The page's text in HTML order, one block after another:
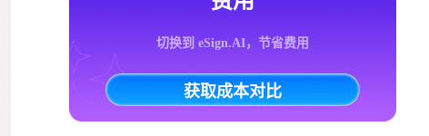
切换到 eSign.AI，节省费用
获取成本对比